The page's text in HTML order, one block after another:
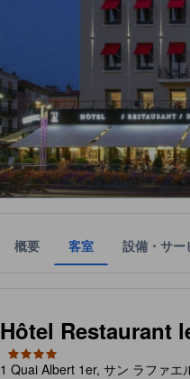
概要 客室 設備・サー
Hôtel Restaurant
1 Quai Albert 1er, サン ラファ